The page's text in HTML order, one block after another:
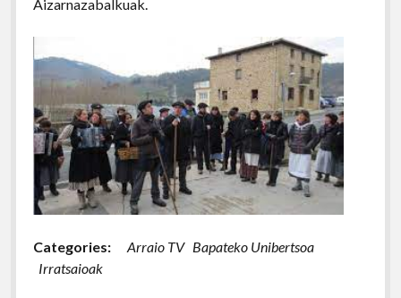
Aizarnazabalkuak.
Categories: Arraio TV Bapateko Unibertsoa
Irratsaioak